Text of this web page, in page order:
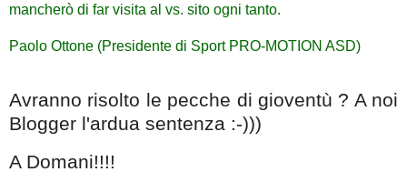
mancherò di far visita al vs. sito ogni tanto.
Paolo Ottone (Presidente di Sport PRO-MOTION ASD)
Avranno risolto le pecche di gioventù ? A noi
Blogger l'ardua sentenza :-)))
A Domani!!!!